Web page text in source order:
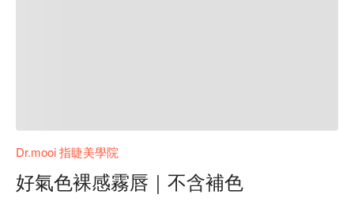
Dr.mooi 指睫美學院
好氣色裸感霧唇｜不含補色